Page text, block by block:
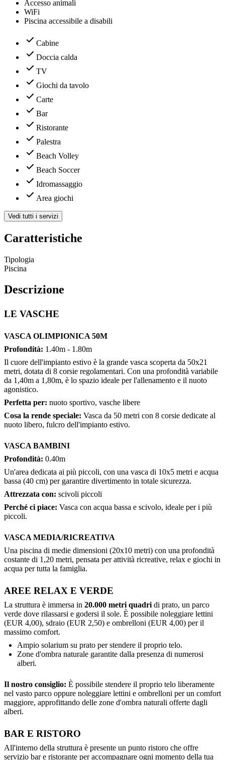
Accesso animali
WiFi
Piscina accessibile a disabili
Cabine
Doccia calda
TV
Giochi da tavolo
Carte
Bar
Ristorante
Palestra
Beach Volley
Beach Soccer
Idromassaggio
Area giochi
Vedi tutti i servizi
Caratteristiche
Tipologia
Piscina
Descrizione
LE VASCHE
VASCA OLIMPIONICA 50M
Profondità: 1.40m - 1.80m
Il cuore dell'impianto estivo è la grande vasca scoperta da 50x21
metri, dotata di 8 corsie regolamentari. Con una profondità variabile
da 1,40m a 1,80m, è lo spazio ideale per l'allenamento e il nuoto
agonistico.
Perfetta per: nuoto sportivo, vasche libere
Cosa la rende speciale: Vasca da 50 metri con 8 corsie dedicate al
nuoto libero, fulcro dell'impianto estivo.
VASCA BAMBINI
Profondità: 0.40m
Un'area dedicata ai più piccoli, con una vasca di 10x5 metri e acqua
bassa (40 cm) per garantire divertimento in totale sicurezza.
Attrezzata con: scivoli piccoli
Perché ci piace: Vasca con acqua bassa e scivolo, ideale per i più
piccoli.
VASCA MEDIA/RICREATIVA
Una piscina di medie dimensioni (20x10 metri) con una profondità
costante di 1,20 metri, pensata per attività ricreative, relax e giochi in
acqua per tutta la famiglia.
AREE RELAX E VERDE
La struttura è immersa in 20.000 metri quadridi prato, un parco
verde dove rilassarsi e godersi il sole. È possibile noleggiare lettini
(EUR 4,00), sdraio (EUR 2,50) e ombrelloni (EUR 4,00) per il
massimo comfort.
Ampio solarium su prato per stendere il proprio telo.
Zone d'ombra naturale garantite dalla presenza di numerosi
alberi.
Il nostro consiglio: È possibile stendere il proprio telo liberamente
nel vasto parco oppure noleggiare lettini e ombrelloni per un comfort
maggiore, approfittando delle zone d'ombra naturali offerte dagli
alberi.
BAR E RISTORO
All'interno della struttura è presente un punto ristoro che offre
servizio bar e ristorante per accompagnare ogni momento della tua